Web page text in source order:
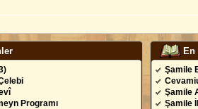
Programı
Şamile
Şamile
Şamile